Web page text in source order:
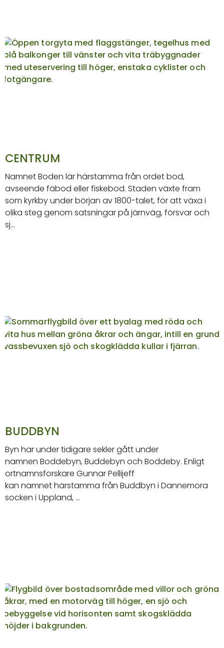
CENTRUM
Namnet Boden lär härstamma från ordet bod,
avseende fäbod eller fiskebod. Staden växte fram
som kyrkby under början av 1800-talet, för att växa i
olika steg genom satsningar på järnväg, försvar och
sj…
BUDDBYN
Byn har under tidigare sekler gått under
namnen Boddebyn, Buddebyn och Boddeby. Enligt
ortnamnsforskare Gunnar Pellijeff
kan namnet härstamma från Buddbyn i Dannemora
socken i Uppland, …